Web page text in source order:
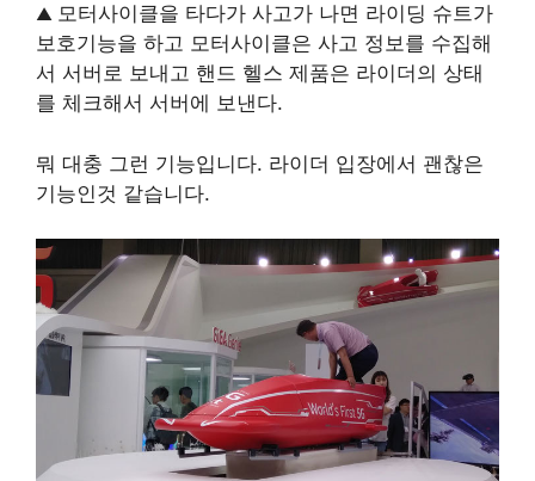
▲ 모터사이클을 타다가 사고가 나면 라이딩 슈트가
보호기능을 하고 모터사이클은 사고 정보를 수집해
서 서버로 보내고 핸드 헬스 제품은 라이더의 상태
를 체크해서 서버에 보낸다.
뭐 대충 그런 기능입니다. 라이더 입장에서 괜찮은
기능인것 같습니다.